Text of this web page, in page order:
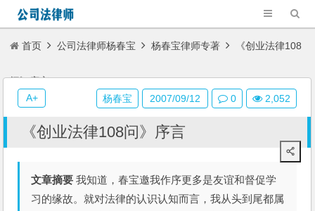
首页 公司法律师杨春宝 杨春宝律师专著 《创业法律108
问》序言
《创业法律108问》序言
文章摘要 我知道，春宝邀我作序更多是友谊和督促学
习的缘故。就对法律的认识认知而言，我从头到尾都属
杨春宝 2007/09/12 0 2,052
A+